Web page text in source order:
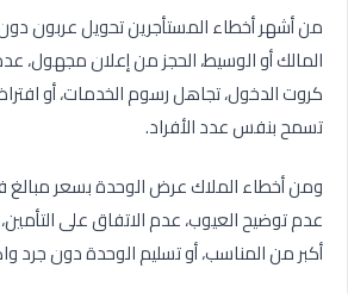
من أشهر أخطاء المستأجرين تحويل عربون
المالك أو الوسيط، الحجز من إعلان مجهول،
كروت الدخول، تجاهل رسوم الخدمات، أو
تسمح بنفس عدد الأفراد.
ومن أخطاء الملاك عرض الوحدة بسعر مبالغ
عدم توضيح العيوب، عدم الاتفاق على
أكبر من المناسب، أو تسليم الوحدة دون جرد